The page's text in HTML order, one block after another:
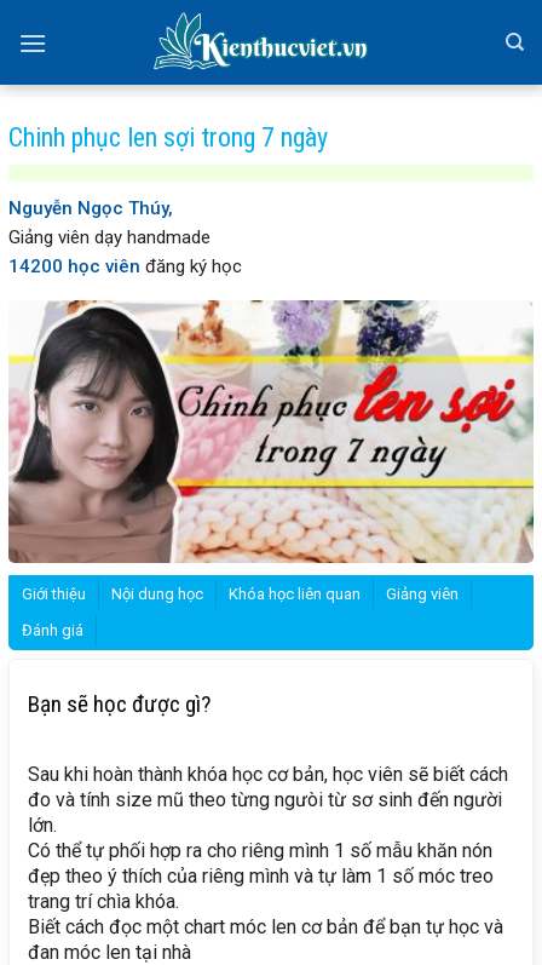
Chinh phục len sợi trong 7 ngày
Nguyễn Ngọc Thúy,
Giảng viên dạy handmade
14200 học viên đăng ký học
Giới thiệu Nội dung học Khóa học liên quan
Giảng viên
Đánh giá
Bạn sẽ học được gì?
Sau khi hoàn thành khóa học cơ bản, học viên sẽ biết cách
đo và tính size mũ theo từng ngưòi từ sơ sinh đến người
lớn.
Có thể tự phối hợp ra cho riêng mình 1 số mẫu khăn nón
đẹp theo ý thích của riêng mình và tự làm 1 số móc treo
trang trí chìa khóa.
Biết cách đọc một chart móc len cơ bản để bạn tự học và
đan móc len tại nhà